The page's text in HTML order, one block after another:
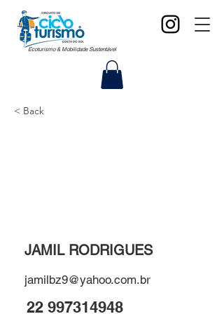
Ecoturismo & Mobilidade Sustentável
< Back
JAMIL RODRIGUES
jamilbz9@yahoo.com.br
22 997314948